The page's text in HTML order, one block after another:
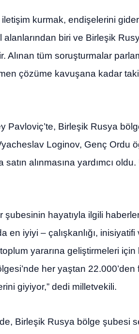
kurmak, endişelerini
alanlarından biri ve Birleşik
Alınan tüm soruşturmalar
çözüme kavuşana kadar
Pavloviç’te, Birleşik Rusya
Loginov, Genç Ordu
alınmasına yardımcı
şubesinin hayatıyla ilgili
en iyiyi – çalışkanlığı,
yararına geliştirmeleri
her yaştan
giyiyor,” dedi milletvekili.
Birleşik Rusya bölge şubesi